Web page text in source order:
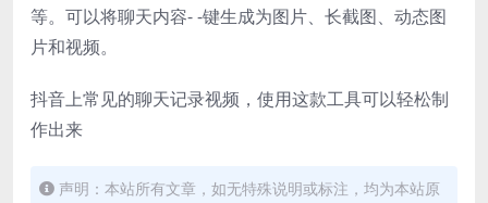
等。可以将聊天内容- -键生成为图片、长截图、动态图
片和视频。
抖音上常见的聊天记录视频，使用这款工具可以轻松制
作出来
声明：本站所有文章，如无特殊说明或标注，均为本站原